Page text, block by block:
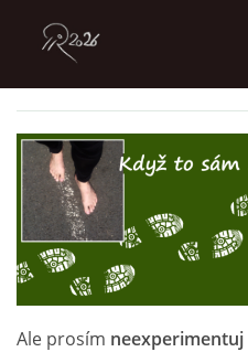
ÚVOD
GALERIE
KONTAKT
Ale prosím neexperimentuj